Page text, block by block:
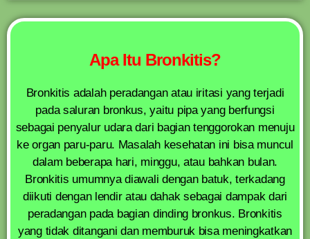
Apa Itu Bronkitis?
Bronkitis adalah peradangan atau iritasi yang terjadi
pada saluran bronkus, yaitu pipa yang berfungsi
sebagai penyalur udara dari bagian tenggorokan menuju
ke organ paru-paru. Masalah kesehatan ini bisa muncul
dalam beberapa hari, minggu, atau bahkan bulan.
Bronkitis umumnya diawali dengan batuk, terkadang
diikuti dengan lendir atau dahak sebagai dampak dari
peradangan pada bagian dinding bronkus. Bronkitis
yang tidak ditangani dan memburuk bisa meningkatkan